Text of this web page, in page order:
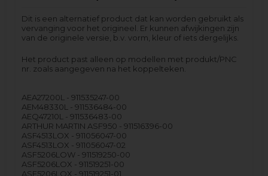
Dit is een alternatief product dat kan worden gebruikt als
vervanging voor het origineel. Er kunnen afwijkingen zijn
van de originele versie, b.v. vorm, kleur of iets dergelijks.
Het product past alleen op modellen met produkt/PNC
nr. zoals aangegeven na het koppelteken.
AEA27200L - 911535247-00
AEM48330L - 911536484-00
AEQ47210L - 911536483-00
ARTHUR MARTIN ASF950 - 911516396-00
ASF4513LOX - 911056047-00
ASF4513LOX - 911056047-02
ASF5206LOW - 911519250-00
ASF5206LOX - 911519251-00
ASF5206LOX - 911519251-01